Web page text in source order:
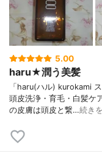
5.00
haru★潤う美髪
「haru(ハル) kurokami
頭皮洗浄・育毛・白髪ケ
の皮膚は頭皮と繋…続き